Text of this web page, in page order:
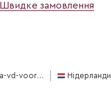
Швидке замовлення
Виробник: riza-vd-voort-potplanten Нідерланди